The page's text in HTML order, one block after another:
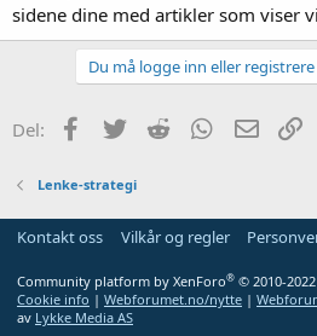
sidene dine med artikler som viser
Du må logge inn eller
Del: Facebook
Twitter Reddit WhatsApp
E-post
Lenke-strategi
Kontakt oss Vilkår og regler
Community platform by XenForo® © 2010-
Cookie info | Webforumet.no/nytte |
av Lykke Media AS